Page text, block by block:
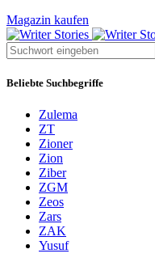
Magazin kaufen
Beliebte Suchbegriffe
Zulema
ZT
Zioner
Zion
Ziber
ZGM
Zeos
Zars
ZAK
Yusuf